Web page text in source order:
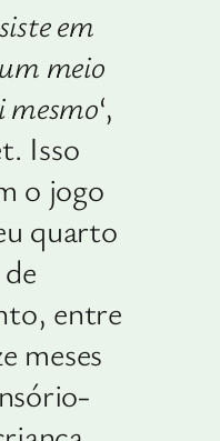
em
meio
‘,
Isso
o jogo
quarto
entre
meses